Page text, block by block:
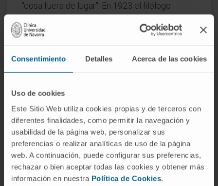
Consentimiento Detalles Acerca de las cookies
Uso de cookies
Este Sitio Web utiliza cookies propias y de terceros con
diferentes finalidades, como permitir la navegación y
usabilidad de la página web, personalizar sus
preferencias o realizar analíticas de uso de la página
web. A continuación, puede configurar sus preferencias,
rechazar o bien aceptar todas las cookies y obtener más
información en nuestra Política de Cookies.
"cosa fuera de lugar". En 1923 el filólogo
alergólogos Coca y Cooke para nombrar un
tipo de hipersensibilidad que les parecía
inhabitual. La RAE recoge
atopia(llana, sin
tilde); la variante esdrújulaatopíaestá
de términos médicos de la RANM.
¿Tener atopia significa tener
alergia?
No necesariamente. La atopia es la
predisposición; la alergia, la manifestación
clínica. Hay personas con IgE específica